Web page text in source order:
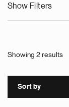
Show Filters
Showing 2 results
Sort by